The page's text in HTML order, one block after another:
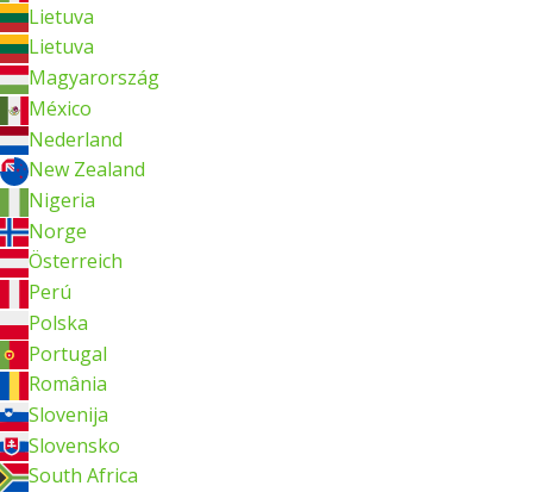
Lietuva
Lietuva
Magyarország
México
Nederland
New Zealand
Nigeria
Norge
Österreich
Perú
Polska
Portugal
România
Slovenija
Slovensko
South Africa